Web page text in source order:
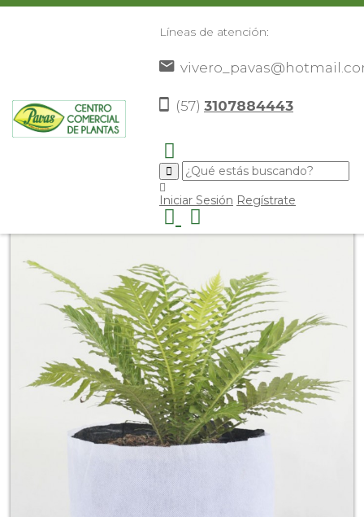
Líneas de atención:
(57) 3107884443
Iniciar Sesión Regístrate
Helecho palma>